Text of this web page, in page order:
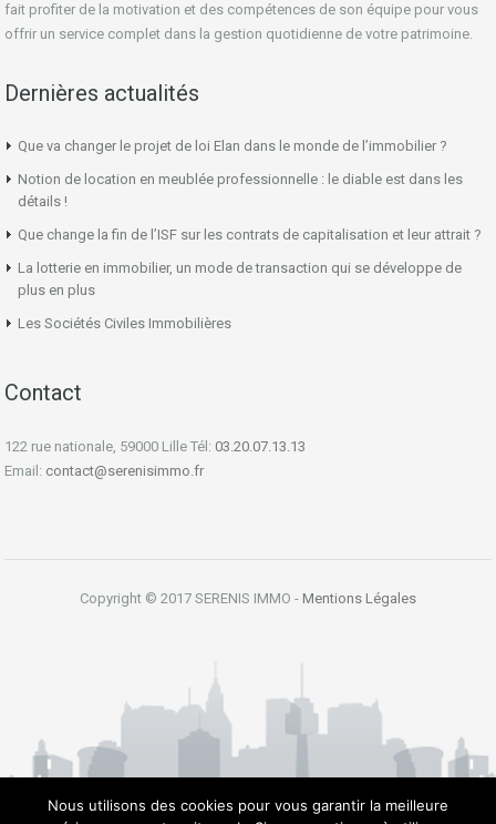
fait profiter de la motivation et des compétences de son équipe pour vous
offrir un service complet dans la gestion quotidienne de votre patrimoine.
Dernières actualités
Que va changer le projet de loi Elan dans le monde de l’immobilier ?
Notion de location en meublée professionnelle : le diable est dans les
détails !
Que change la fin de l’ISF sur les contrats de capitalisation et leur attrait ?
La lotterie en immobilier, un mode de transaction qui se développe de
plus en plus
Les Sociétés Civiles Immobilières
Contact
122 rue nationale, 59000 Lille Tél: 03.20.07.13.13
Email: contact@serenisimmo.fr
Copyright © 2017 SERENIS IMMO - Mentions Légales
Nous utilisons des cookies pour vous garantir la meilleure